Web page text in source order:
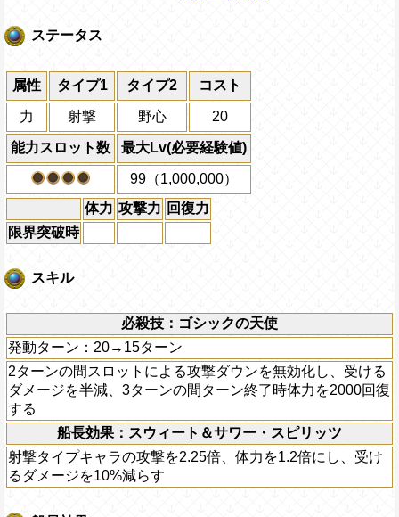
ステータス
属性 タイプ1 タイプ2 コスト
力 射撃 野心 20
能力スロット数 最大Lv(必要経験値)
99（1,000,000）
体力 攻撃力 回復力
限界突破時
スキル
必殺技：ゴシックの天使
発動ターン：20→15ターン
2ターンの間スロットによる攻撃ダウンを無効化し、受ける
ダメージを半減、3ターンの間ターン終了時体力を2000回復
する
船長効果：スウィート＆サワー・スピリッツ
射撃タイプキャラの攻撃を2.25倍、体力を1.2倍にし、受け
るダメージを10%減らす